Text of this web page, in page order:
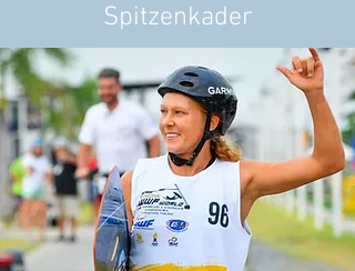
Spitzenkader